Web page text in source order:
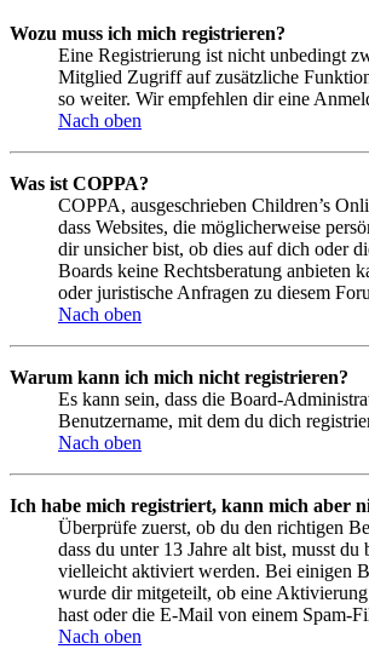
Wozu muss ich mich registrieren?
Eine Registrierung ist nicht unbedingt
Mitglied Zugriff auf zusätzliche
so weiter. Wir empfehlen dir eine
Nach oben
Was ist COPPA?
COPPA, ausgeschrieben Children’s
dass Websites, die möglicherweise
dir unsicher bist, ob dies auf dich oder
Boards keine Rechtsberatung anbieten
oder juristische Anfragen zu diesem
Nach oben
Warum kann ich mich nicht registrieren?
Es kann sein, dass die Board-
Benutzername, mit dem du dich
Nach oben
Ich habe mich registriert, kann mich aber
Überprüfe zuerst, ob du den richtigen
dass du unter 13 Jahre alt bist, musst
vielleicht aktiviert werden. Bei einigen
wurde dir mitgeteilt, ob eine
hast oder die E-Mail von einem Spam-
Nach oben